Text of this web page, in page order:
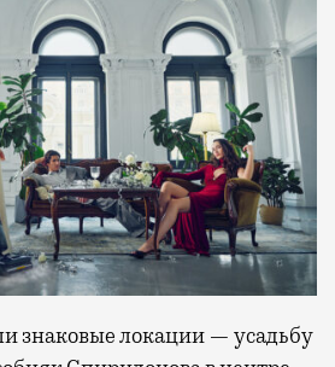
знаковые локации — усадьбу